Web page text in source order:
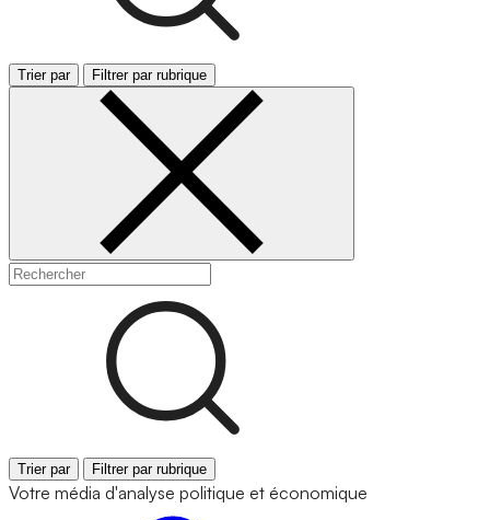
Trier par Filtrer par rubrique
Trier par Filtrer par rubrique
Votre média d'analyse politique et économique